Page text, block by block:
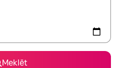
Meklēt